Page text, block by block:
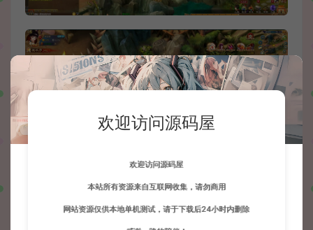
欢迎访问源码屋
欢迎访问源码屋
本站所有资源来自互联网收集，请勿商用
网站资源仅供本地单机测试，请于下载后24小时内删除